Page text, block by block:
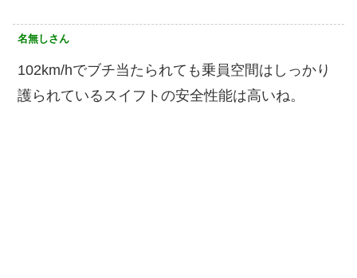
名無しさん
102km/hでブチ当たられても乗員空間はしっかり
護られているスイフトの安全性能は高いね。